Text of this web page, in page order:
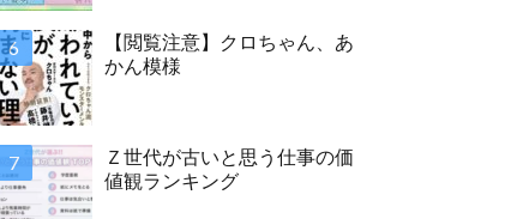
【閲覧注意】クロちゃん、あ
かん模様
Ｚ世代が古いと思う仕事の価
値観ランキング